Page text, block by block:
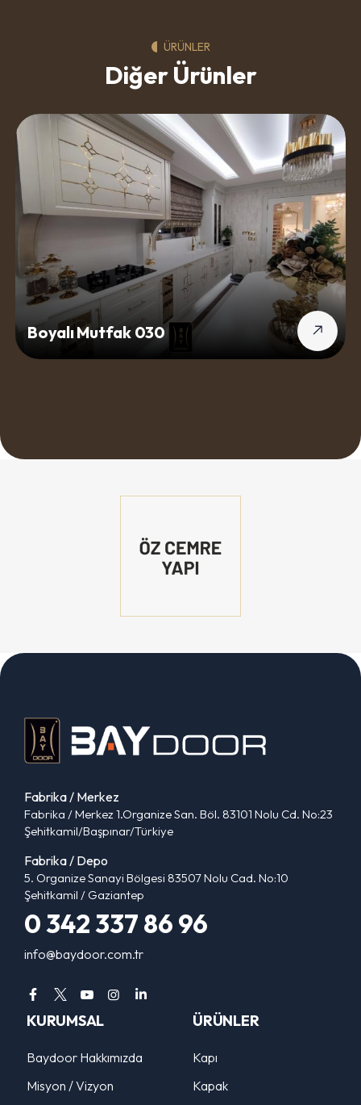
ÜRÜNLER
Diğer Ürünler
Boyalı Mutfak 030
Fabrika / Merkez
Fabrika / Merkez 1.Organize San. Böl. 83101 Nolu Cd. No:23
Şehitkamil/Başpınar/Türkiye
Fabrika / Depo
5. Organize Sanayi Bölgesi 83507 Nolu Cad. No:10
Şehitkamil / Gaziantep
0 342 337 86 96
info@baydoor.com.tr
KURUMSAL
Baydoor Hakkımızda
Misyon / Vizyon
ÜRÜNLER
Kapı
Kapak